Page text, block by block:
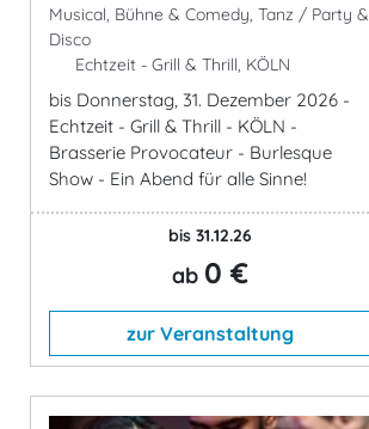
Musical, Bühne & Comedy, Tanz / Party &
Disco
Echtzeit - Grill & Thrill, KÖLN
bis Donnerstag, 31. Dezember 2026 -
Echtzeit - Grill & Thrill - KÖLN -
Brasserie Provocateur - Burlesque
Show - Ein Abend für alle Sinne!
bis 31.12.26
ab 0 €
zur Veranstaltung